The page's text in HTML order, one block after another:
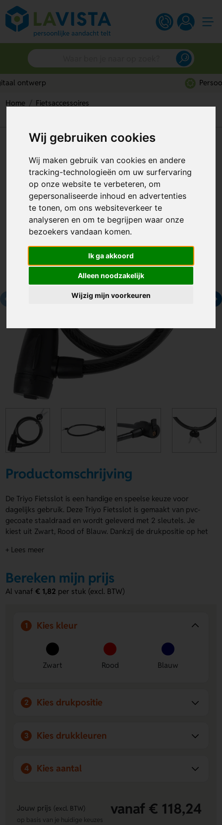
Wij gebruiken cookies
Wij maken gebruik van cookies en andere
tracking-technologieën om uw surfervaring
op onze website te verbeteren, om
gepersonaliseerde inhoud en advertenties
te tonen, om ons websiteverkeer te
analyseren en om te begrijpen waar onze
bezoekers vandaan komen.
Ik ga akkoord
Alleen noodzakelijk
Wijzig mijn voorkeuren
Home
Fietsaccessoires
Triyo Fietsslot: Sterke
Beveiliging voor Elke Fiets
Artikelnummer:258036
Productomschrijving
De Triyo Fietsslot is een handige en speelse keuze voor
dagelijks gebruik. Deze Triyo Fietsslot is gemaakt van pvc-
gecoate staaldraad en wordt geleverd met 2 sleutels. Je
kiest uit Zwart, Rood of Blauw. Dankzij de drukpositie op het
of eigen ontwerp mee. Zo maak je het slot nét even
Voordelen van de Triyo Fietsslot
voorkant.
Handig in gebruik
je altijd een reserve hebt.
Keuze in kleur
Verkrijgbaar in Zwart, Rood en Blauw
voor een mooie match met jouw stijl.
+ Lees meer
Bereken mijn prijs
Al vanaf€ 1,82 per stuk (excl. BTW)
1 Kies kleur
Zwart Rood Blauw
2 Kies drukpositie
3 Kies drukkleuren
4 Kies aantal
Jouw prijs (excl. BTW) vanaf € 118,24
op basis van je huidige keuzes